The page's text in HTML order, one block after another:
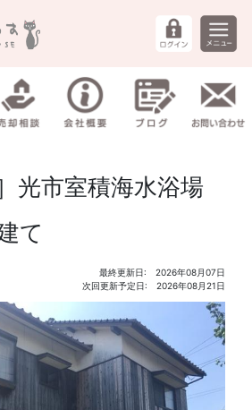
光市室積海水浴場
て
最終更新日: 2026年08月07日
次回更新予定日: 2026年08月21日